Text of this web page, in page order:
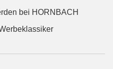
bei HORNBACH